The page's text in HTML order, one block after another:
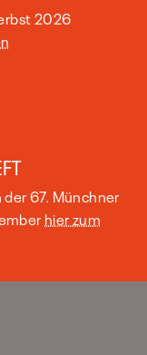
2026
67. Münchner
hier zum